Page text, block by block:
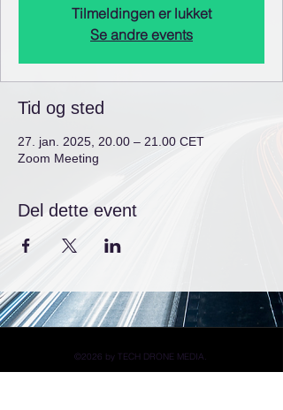
Tilmeldingen er lukket
Se andre events
Tid og sted
27. jan. 2025, 20.00 – 21.00 CET
Zoom Meeting
Del dette event
©2026 by TECH DRONE MEDIA.